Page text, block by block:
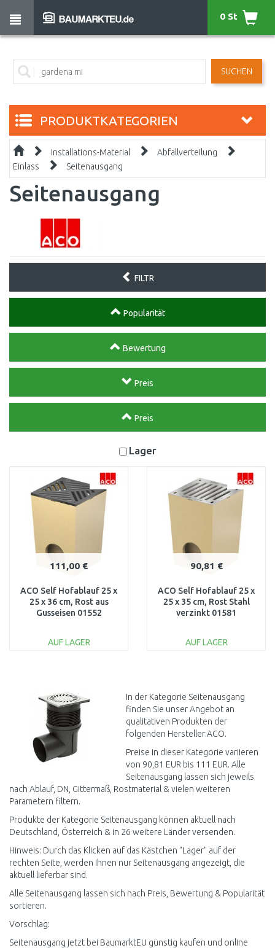
SUCHEN
0 St
PRODUKTKATEGORIEN
Installations-Material
Abfallverteilung
Einlass
Seitenausgang
Seitenausgang
FILTR
Popularität
Bewertung
Preis
Preis
Lager
111,00 €
ACO Self Hofablauf 25 x
25 x 36 cm, Rost aus
Gusseisen 01552
AUF LAGER
Vergleichen
90,81 €
ACO Self Hofablauf 25 x
25 x 35 cm, Rost Stahl
verzinkt 01581
AUF LAGER
Vergleichen
In der Kategorie Seitenausgang
finden Sie unser Angebot an
qualitativen Produkten der
folgenden Hersteller:ACO.
Preise in dieser Kategorie variieren
von 90,81 EUR bis 111 EUR. Alle
Seitenausgang lassen sich jeweils
nach Ablauf, DN, Gittermaß, Rostmaterial & vielen weiteren
Parametern filtern.
Produkte der Kategorie Seitenausgang können aktuell nach
Deutschland, Österreich & in 26 weitere Länder versenden.
Hinweis: Durch das Klicken auf das Kästchen "Lager" auf der
rechten Seite, werden Ihnen nur Seitenausgang angezeigt, die
aktuell lieferbar sind.
Alle Seitenausgang lassen sich nach Preis, Bewertung & Popularität
sortieren.
Vorschlag:
Seitenausgang jetzt bei BaumarktEU günstig kaufen und online